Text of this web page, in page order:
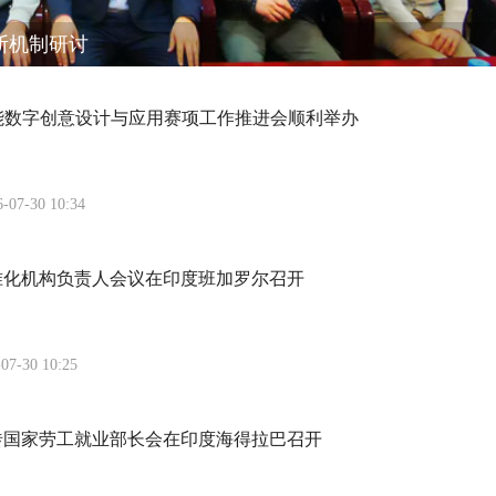
机制研讨
字创意设计与应用赛项工作推进会顺利举办
07-30 10:34
机构负责人会议在印度班加罗尔召开
30 10:25
家劳工就业部长会在印度海得拉巴召开